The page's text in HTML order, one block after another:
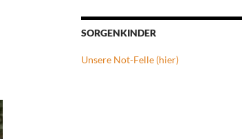
SORGENKINDER
Unsere Not-Felle (hier)